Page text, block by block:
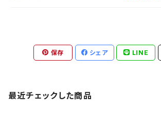
保存 シェア LINE
最近チェックした商品